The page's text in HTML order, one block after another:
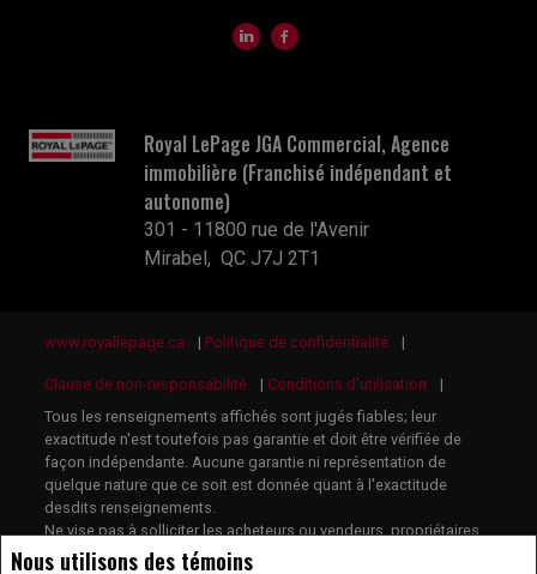
Nous utilisons des témoins
Royal LePage JGA Commercial, Agence
immobilière (Franchisé indépendant et
autonome)
301 - 11800 rue de l'Avenir
Mirabel, QC J7J 2T1
www.royallepage.ca | Politique de confidentialité |
Clause de non-responsabilité | Conditions d'utilisation
|
Tous les renseignements affichés sont jugés fiables; leur
exactitude n'est toutefois pas garantie et doit être vérifiée de
façon indépendante. Aucune garantie ni représentation de
quelque nature que ce soit est donnée quant à l'exactitude
desdits renseignements.
Ne vise pas à solliciter les acheteurs ou vendeurs, propriétaires
ou locataires actuellement sous contrat.